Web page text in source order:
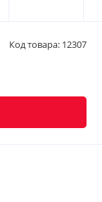
Код товара: 12307